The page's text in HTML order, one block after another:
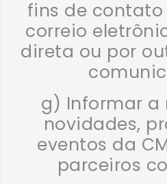
fins de
correio
direta ou por
g) Informar a
novidades,
eventos da
parceiros